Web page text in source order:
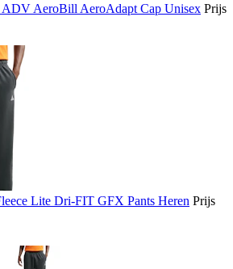
AeroBill AeroAdapt Cap Unisex Prijs
Lite Dri-FIT GFX Pants Heren Prijs